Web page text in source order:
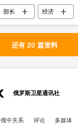
部长 经济
还有 20 篇资料
俄罗斯卫星通讯社
俄中关系 评论 多媒体